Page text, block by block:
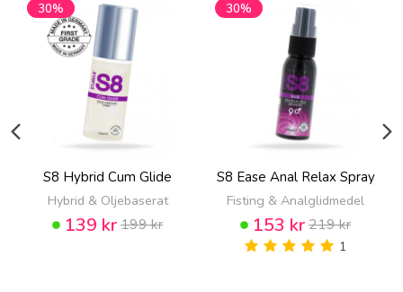
30%
S8 Hybrid Cum Glide
Hybrid & Oljebaserat
139 kr199 kr
30%
S8 Ease Anal Relax Spray
Fisting & Analglidmedel
153 kr219 kr
1